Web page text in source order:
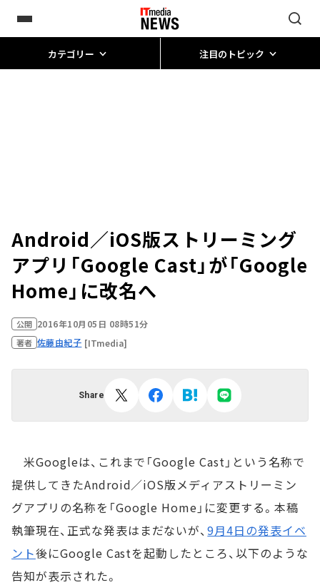
カテゴリー 注目のトピック
Android／iOS版ストリーミング
アプリ「Google Cast」が「Google
Home」に改名へ
公開 2016年10月05日 08時51分
著者 佐藤由紀子 [ITmedia]
Share
米Googleは、これまで「Google Cast」という名称で
提供してきたAndroid／iOS版メディアストリーミン
グアプリの名称を「Google Home」に変更する。本稿
執筆現在、正式な発表はまだないが、9月4日の発表イベ
ント後にGoogle Castを起動したところ、以下のような
告知が表示された。